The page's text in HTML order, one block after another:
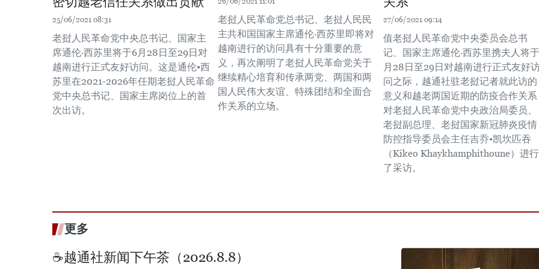
25/06/2021 08:31
老挝人民革命党中央总书记、国家主
席通伦·西苏里将于6月28日至29日对
越南进行正式友好访问。这是通伦•西
苏里在2021-2026年任期老挝人民革命
党中央总书记、国家主席岗位上的首
次出访。
老挝人民革命党总书记、老挝人民民
主共和国国家主席通伦·西苏里即将对
越南进行的访问具有十分重要的意
义，再次阐明了老挝人民革命党关于
继续精心培育和传承两党、两国和两
国人民伟大友谊、特殊团结和全面合
作关系的立场。
27/06/2021 09:14
值老挝人民革命党中央委员会总书
记、国家主席通伦·西苏里携夫人将
月28日至29日对越南进行正式友好
问之际，越通社驻老挝记者就此访的
意义和越老两国近期的防疫合作关系
对老挝人民革命党中央政治局委员、
老挝副总理、老挝国家新冠肺炎疫情
防控指导委员会主任吉乔•凯坎匹吞
（Kikeo Khaykhamphithoune）进行
了采访。
更多
☕️越通社新闻下午茶（2026.8.8）